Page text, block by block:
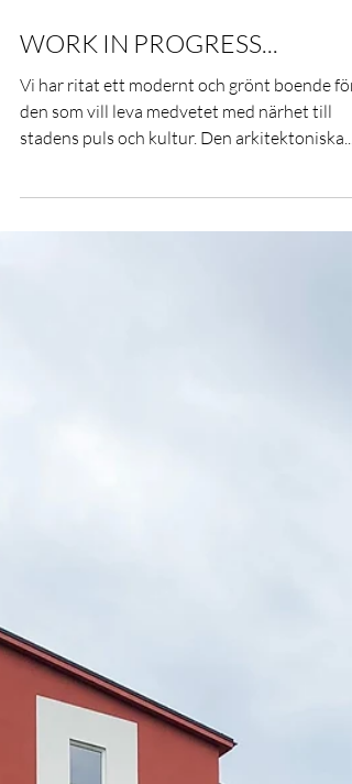
Jan 12, 2021 1 min read
WORK IN PROGRESS...
Vi har ritat ett modernt och grönt boende för
stadens puls och kultur. Den arkitektoniska...